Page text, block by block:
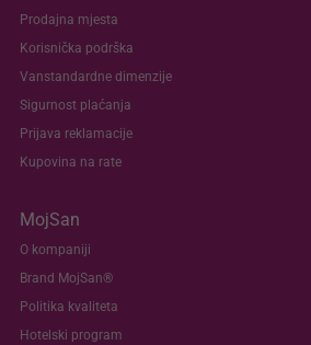
Prodajna mjesta
Korisnička podrška
Vanstandardne dimenzije
Sigurnost plaćanja
Prijava reklamacije
Kupovina na rate
MojSan
O kompaniji
Brand MojSan®
Politika kvaliteta
Hotelski program